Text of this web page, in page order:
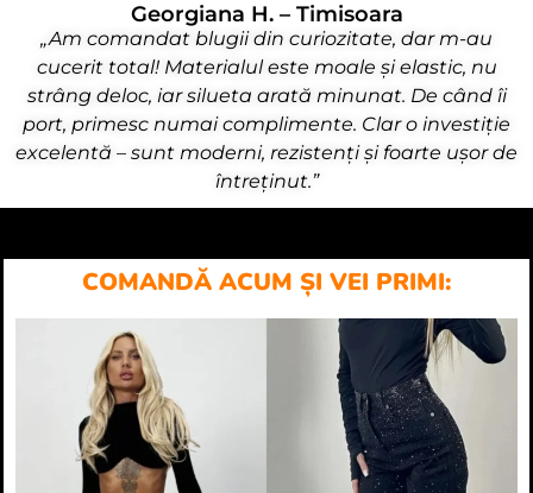
Georgiana H. – Timisoara
„Am comandat blugii din curiozitate, dar m-au
cucerit total! Materialul este moale și elastic, nu
strâng deloc, iar silueta arată minunat. De când îi
port, primesc numai complimente. Clar o investiție
excelentă – sunt moderni, rezistenți și foarte ușor de
întreținut.”
COMANDĂ ACUM ȘI VEI PRIMI: